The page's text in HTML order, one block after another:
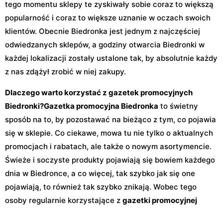
tego momentu sklepy te zyskiwały sobie coraz to większą
popularność i coraz to większe uznanie w oczach swoich
klientów. Obecnie Biedronka jest jednym z najczęściej
odwiedzanych sklepów, a godziny otwarcia Biedronki w
każdej lokalizacji zostały ustalone tak, by absolutnie każdy
z nas zdążył zrobić w niej zakupy.
Dlaczego warto korzystać z gazetek promocyjnych
Biedronki?Gazetka promocyjna Biedronka to świetny
sposób na to, by pozostawać na bieżąco z tym, co pojawia
się w sklepie. Co ciekawe, mowa tu nie tylko o aktualnych
promocjach i rabatach, ale także o nowym asortymencie.
Świeże i soczyste produkty pojawiają się bowiem każdego
dnia w Biedronce, a co więcej, tak szybko jak się one
pojawiają, to również tak szybko znikają. Wobec tego
osoby regularnie korzystające z gazetki promocyjnej